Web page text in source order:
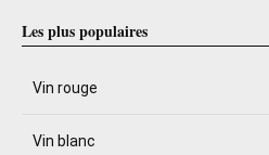
Les plus populaires
Vin rouge
Vin blanc